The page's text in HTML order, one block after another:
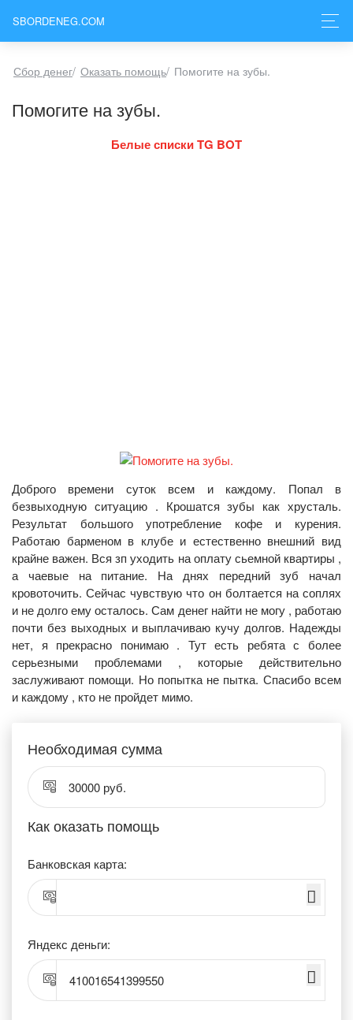
SBORDENEG.COM
Сбор денег/ Оказать помощь/ Помогите на зубы.
Помогите на зубы.
Белые списки TG BOT
Доброго времени суток всем и каждому. Попал в
безвыходную ситуацию . Крошатся зубы как хрусталь.
Результат большого употребление кофе и курения.
Работаю барменом в клубе и естественно внешний вид
крайне важен. Вся зп уходить на оплату сьемной квартиры ,
а чаевые на питание. На днях передний зуб начал
кровоточить. Сейчас чувствую что он болтается на соплях
и не долго ему осталось. Сам денег найти не могу , работаю
почти без выходных и выплачиваю кучу долгов. Надежды
нет, я прекрасно понимаю . Тут есть ребята с более
серьезными проблемами , которые действительно
заслуживают помощи. Но попытка не пытка. Спасибо всем
и каждому , кто не пройдет мимо.
Необходимая сумма
30000 руб.
Как оказать помощь
Банковская карта:
Яндекс деньги:
410016541399550